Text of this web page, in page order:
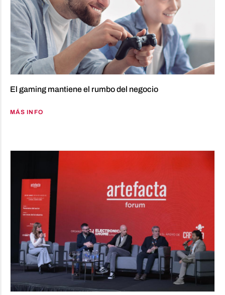
El gaming mantiene el rumbo del negocio
MÁS INFO